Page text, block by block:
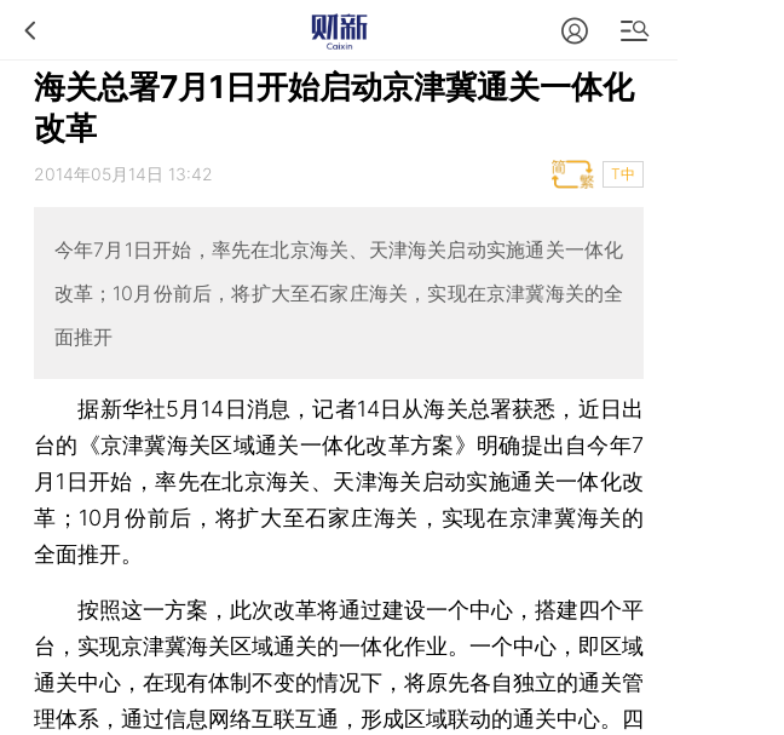
海关总署7月1日开始启动京津冀通关一体化
改革
2014年05月14日 13:42 T中
今年7月1日开始，率先在北京海关、天津海关启动实施通关一体化
改革；10月份前后，将扩大至石家庄海关，实现在京津冀海关的全
面推开
据新华社5月14日消息，记者14日从海关总署获悉，近日出
台的《京津冀海关区域通关一体化改革方案》明确提出自今年7
月1日开始，率先在北京海关、天津海关启动实施通关一体化改
革；10月份前后，将扩大至石家庄海关，实现在京津冀海关的
全面推开。
按照这一方案，此次改革将通过建设一个中心，搭建四个平
台，实现京津冀海关区域通关的一体化作业。一个中心，即区域
通关中心，在现有体制不变的情况下，将原先各自独立的通关管
理体系，通过信息网络互联互通，形成区域联动的通关中心。四